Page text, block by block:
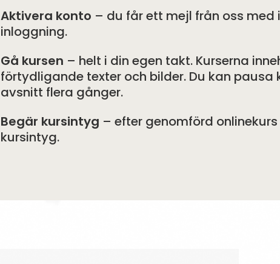
Aktivera konto – du får ett mejl från oss
inloggning.
Gå kursen – helt i din egen takt. Kurserna
förtydligande texter och bilder. Du kan
avsnitt flera gånger.
Begär kursintyg – efter genomförd
kursintyg.